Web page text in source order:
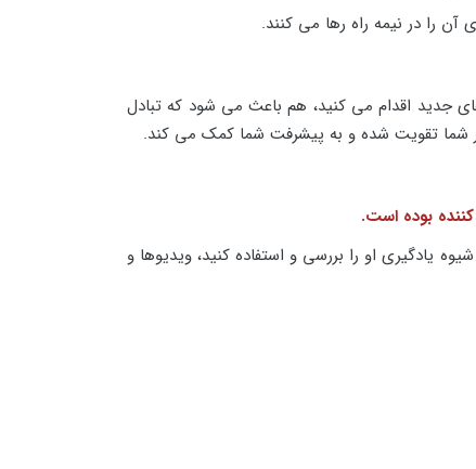
را در نیمه راه رها می کنند.
جدید اقدام می کنید، هم باعث می شود که تبادل
در شما تقویت شده و به پیشرفت شما کمک می کند.
بوده است.
یادگیری او را بررسی و استفاده کنید، ویدیوها و